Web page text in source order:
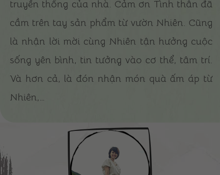
truyền thống của nhà. Cảm ơn Tình thân đã
cầm trên tay sản phẩm từ vườn Nhiên. Cũng
là nhận lời mời cùng Nhiên tận hưởng cuộc
sống yên bình, tin tưởng vào cơ thể, tâm trí.
Và hơn cả, là đón nhận món quà ấm áp từ
Nhiên,…